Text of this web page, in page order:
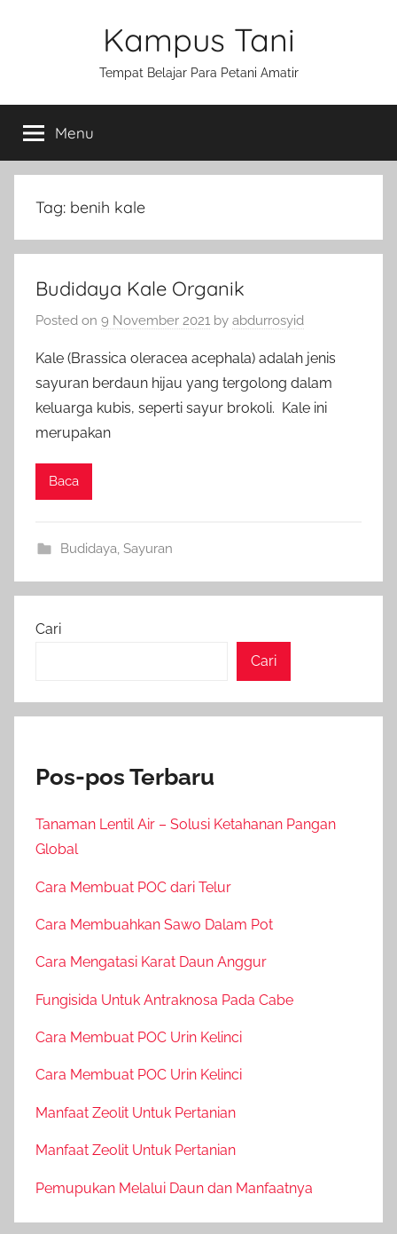
Kampus Tani
Tempat Belajar Para Petani Amatir
Menu
Tag: benih kale
Budidaya Kale Organik
Posted on 9 November 2021 by abdurrosyid
Kale (Brassica oleracea acephala) adalah jenis
sayuran berdaun hijau yang tergolong dalam
keluarga kubis, seperti sayur brokoli. Kale ini
merupakan
Baca
Budidaya Sayuran
Cari
Cari
Pos-pos Terbaru
Tanaman Lentil Air – Solusi Ketahanan Pangan
Global
Cara Membuat POC dari Telur
Cara Membuahkan Sawo Dalam Pot
Cara Mengatasi Karat Daun Anggur
Fungisida Untuk Antraknosa Pada Cabe
Cara Membuat POC Urin Kelinci
Cara Membuat POC Urin Kelinci
Manfaat Zeolit Untuk Pertanian
Manfaat Zeolit Untuk Pertanian
Pemupukan Melalui Daun dan Manfaatnya